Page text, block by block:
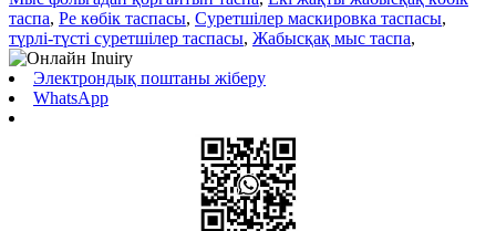
таспа, Pe көбік таспасы, Суретшілер маскировка таспасы,
түрлі-түсті суретшілер таспасы, Жабысқақ мыс таспа,
Электрондық поштаны жіберу
WhatsApp